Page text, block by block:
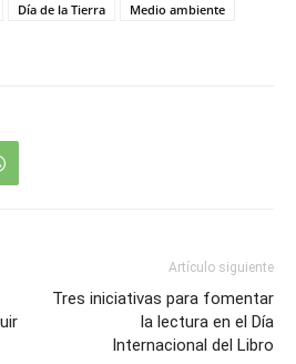
Día de la Tierra
Medio ambiente
Artículo siguiente
Tres iniciativas para fomentar
la lectura en el Día
Internacional del Libro